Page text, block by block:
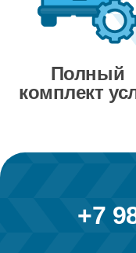
Полный
комплект
+7